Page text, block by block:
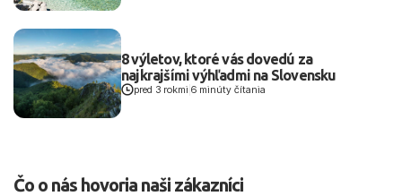
8 výletov, ktoré vás dovedú za
najkrajšími výhľadmi na Slovensku
pred 3 rokmi 6 minúty čítania
Čo o nás hovoria naši zákazníci